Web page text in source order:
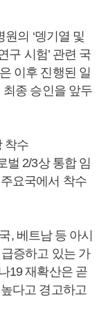
의 ‘뎅기열 및
구 시험’ 관련 국
이후 진행된 일
종 승인을 앞두
착수
벌 2/3상 통합 임
요국에서 착수
, 베트남 등 아시
증하고 있는 가
19 재확산은 곧
다고 경고하고